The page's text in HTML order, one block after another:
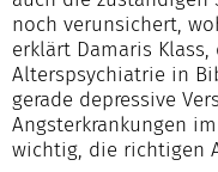
noch verunsichert,
erklärt Damaris
Alterspsychiatrie in
gerade depressive
Angsterkrankungen
wichtig, die richtigen